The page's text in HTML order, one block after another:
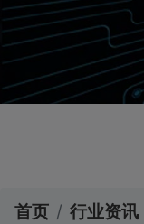
首页 行业资讯